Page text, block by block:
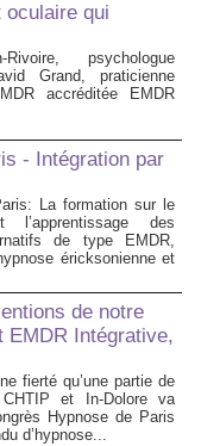
oculaire qui
psychologue
Grand, praticienne
accréditée EMDR
- Intégration par
La formation sur le
l’apprentissage des
de type EMDR,
éricksonienne et
de notre
EMDR Intégrative,
fierté qu’une partie de
et In-Dolore va
Hypnose de Paris
d’hypnose...